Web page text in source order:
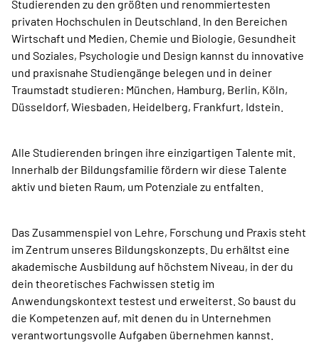
Studierenden zu den größten und renommiertesten
privaten Hochschulen in Deutschland. In den Bereichen
Wirtschaft und Medien, Chemie und Biologie, Gesundheit
und Soziales, Psychologie und Design kannst du innovative
und praxisnahe Studiengänge belegen und in deiner
Traumstadt studieren: München, Hamburg, Berlin, Köln,
Düsseldorf, Wiesbaden, Heidelberg, Frankfurt, Idstein.
Alle Studierenden bringen ihre einzigartigen Talente mit.
Innerhalb der Bildungsfamilie fördern wir diese Talente
aktiv und bieten Raum, um Potenziale zu entfalten.
Das Zusammenspiel von Lehre, Forschung und Praxis steht
im Zentrum unseres Bildungskonzepts. Du erhältst eine
akademische Ausbildung auf höchstem Niveau, in der du
dein theoretisches Fachwissen stetig im
Anwendungskontext testest und erweiterst. So baust du
die Kompetenzen auf, mit denen du in Unternehmen
verantwortungsvolle Aufgaben übernehmen kannst.